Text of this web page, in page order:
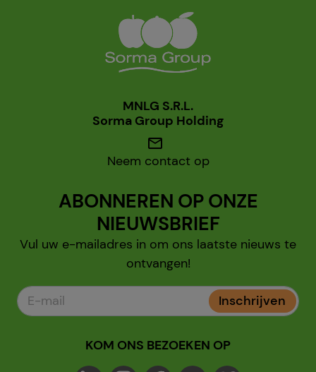
MNLG S.R.L.
Sorma Group Holding
mail
Neem contact op
ABONNEREN OP ONZE
NIEUWSBRIEF
Vul uw e-mailadres in om ons laatste nieuws te
ontvangen!
Inschrijven
KOM ONS BEZOEKEN OP